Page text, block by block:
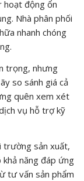
hoạt động ổn
Nhà phân phối
nhanh chóng
trọng, nhưng
so sánh giá cả
quên xem xét
vụ hỗ trợ kỹ
trường sản xuất,
khả năng đáp ứng
tư vấn sản phẩm